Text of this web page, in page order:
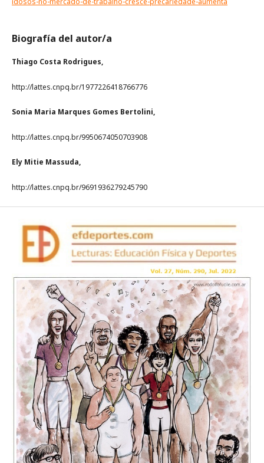
Biografía del autor/a
Thiago Costa Rodrigues,
http://lattes.cnpq.br/1977226418766776
Sonia Maria Marques Gomes Bertolini,
http://lattes.cnpq.br/9950674050703908
Ely Mitie Massuda,
http://lattes.cnpq.br/9691936279245790